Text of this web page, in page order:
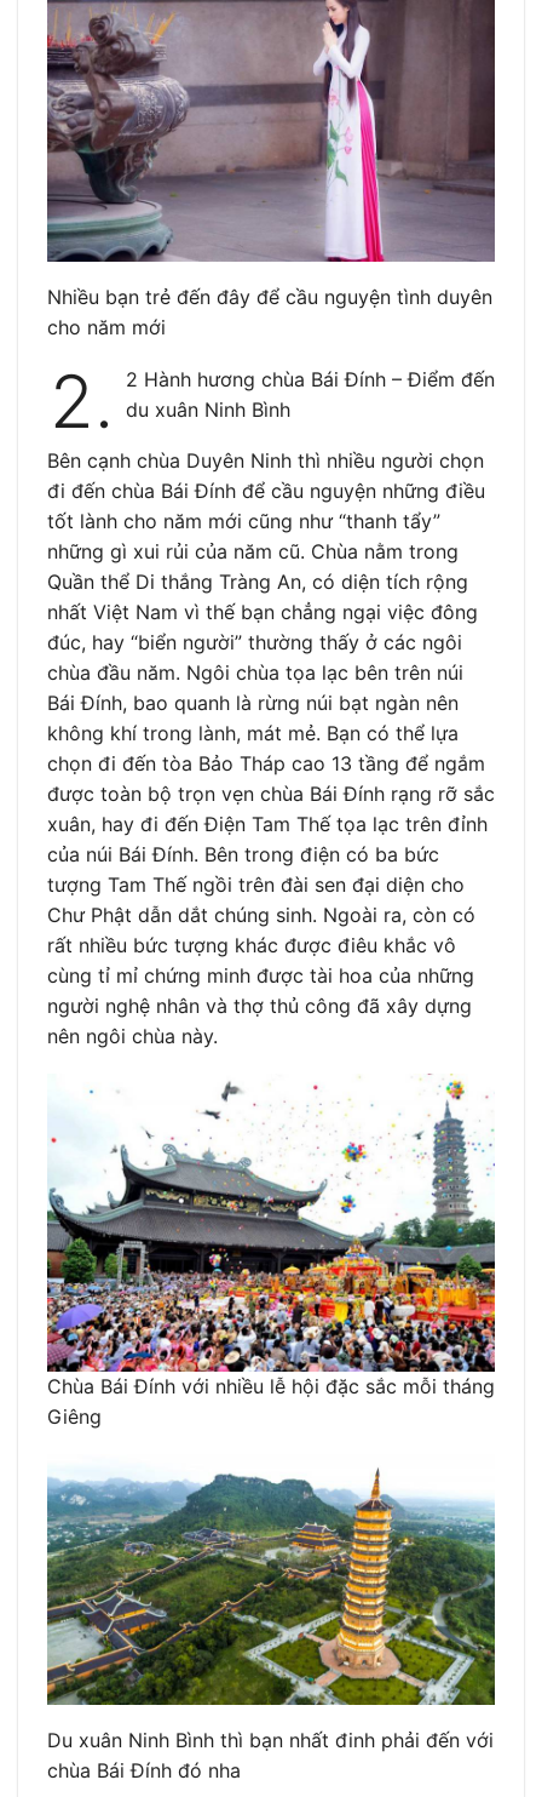
Nhiều bạn trẻ đến đây để cầu nguyện tình duyên
cho năm mới
2.
2 Hành hương chùa Bái Đính – Điểm đến
du xuân Ninh Bình
Bên cạnh chùa Duyên Ninh thì nhiều người chọn
đi đến chùa Bái Đính để cầu nguyện những điều
tốt lành cho năm mới cũng như “thanh tẩy”
những gì xui rủi của năm cũ. Chùa nằm trong
Quần thể Di thắng Tràng An, có diện tích rộng
nhất Việt Nam vì thế bạn chẳng ngại việc đông
đúc, hay “biển người” thường thấy ở các ngôi
chùa đầu năm. Ngôi chùa tọa lạc bên trên núi
Bái Đính, bao quanh là rừng núi bạt ngàn nên
không khí trong lành, mát mẻ. Bạn có thể lựa
chọn đi đến tòa Bảo Tháp cao 13 tầng để ngắm
được toàn bộ trọn vẹn chùa Bái Đính rạng rỡ sắc
xuân, hay đi đến Điện Tam Thế tọa lạc trên đỉnh
của núi Bái Đính. Bên trong điện có ba bức
tượng Tam Thế ngồi trên đài sen đại diện cho
Chư Phật dẫn dắt chúng sinh. Ngoài ra, còn có
rất nhiều bức tượng khác được điêu khắc vô
cùng tỉ mỉ chứng minh được tài hoa của những
người nghệ nhân và thợ thủ công đã xây dựng
nên ngôi chùa này.
Chùa Bái Đính với nhiều lễ hội đặc sắc mỗi tháng
Giêng
Du xuân Ninh Bình thì bạn nhất đinh phải đến với
chùa Bái Đính đó nha